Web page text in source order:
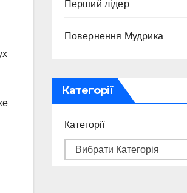
Перший лідер
Повернення Мудрика
Категорії
Категорії